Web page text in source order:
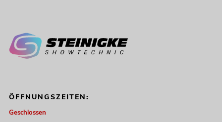
ÖFFNUNGSZEITEN:
Geschlossen